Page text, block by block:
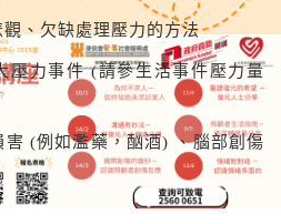
、欠缺處理壓力的方法
壓力事件 (請參生活事件壓力量
害 (例如濫藥，酗酒) 、腦部創傷